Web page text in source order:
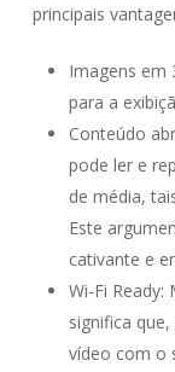
principais
Imagens em
para a
Conteúdo
pode ler e
de média,
Este
cativante e
Wi-Fi
significa
vídeo com o